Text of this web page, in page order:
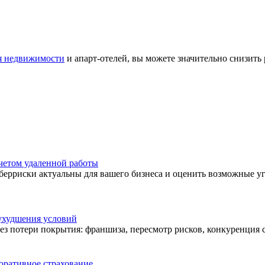
недвижимости и апарт-отелей, вы можете значительно
удаленной работы
актуальны для вашего бизнеса и оценить возможные
условий
потери покрытия: франшиза, пересмотр рисков, конкуренция